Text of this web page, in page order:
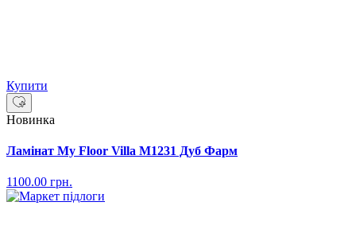
Купити
Новинка
Ламінат My Floor Villa M1231 Дуб Фарм
1100.00 грн.